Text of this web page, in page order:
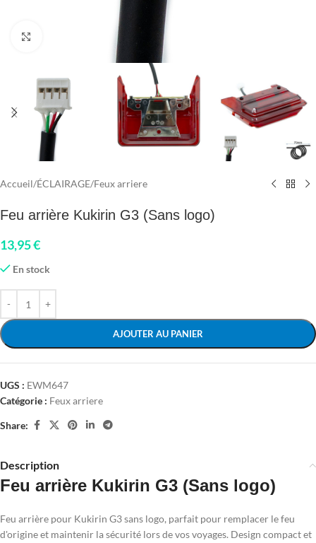
Accueil/ÉCLAIRAGE/Feux arriere
Feu arrière Kukirin G3 (Sans logo)
13,95€
En stock
AJOUTER AU PANIER
UGS : EWM647
Catégorie : Feux arriere
Share:
Description
Feu arrière Kukirin G3 (Sans logo)
Feu arrière pour Kukirin G3 sans logo, parfait pour remplacer le feu
d'origine et maintenir la sécurité lors de vos voyages. Design compact et